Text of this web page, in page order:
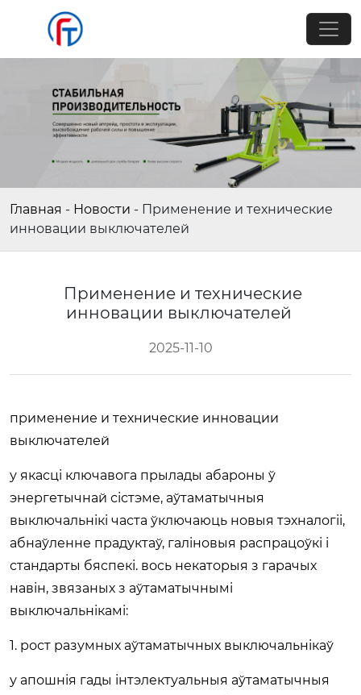
Главная - Новости - Применение и технические
инновации выключателей
Применение и технические
инновации выключателей
2025-11-10
применение и технические инновации
выключателей
у якасці ключавога прылады абароны ў
энергетычнай сістэме, аўтаматычныя
выключальнікі часта ўключаюць новыя тэхналогіі,
абнаўленне прадуктаў, галіновыя распрацоўкі і
стандарты бяспекі. вось некаторыя з гарачых
навін, звязаных з аўтаматычнымі
выключальнікамі:
1. рост разумных аўтаматычных выключальнікаў
у апошнія гады інтэлектуальныя аўтаматычныя